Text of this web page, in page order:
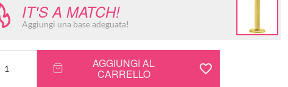
IT'S A MATCH!
Aggiungi una base adeguata!
AGGIUNGI AL
CARRELLO